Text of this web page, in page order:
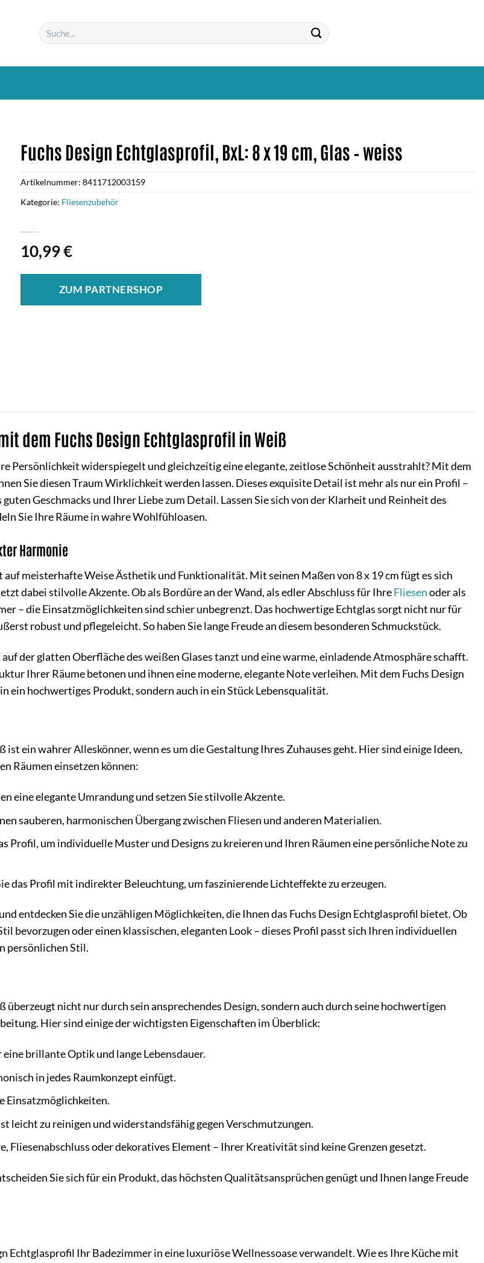
Suchen
nach:
Fuchs Design Echtglasprofil, BxL: 8 x 19 cm, Glas – weiss
10,99€
ZUM PARTNERSHOP
Artikelnummer: 8411712003159
Kategorie: Fliesenzubehör
dem Fuchs Design Echtglasprofil in Weiß
Persönlichkeit widerspiegelt und gleichzeitig eine elegante, zeitlose Schönheit ausstrahlt? Mit dem
Sie diesen Traum Wirklichkeit werden lassen. Dieses exquisite Detail ist mehr als nur ein Profil –
Geschmacks und Ihrer Liebe zum Detail. Lassen Sie sich von der Klarheit und Reinheit des
Sie Ihre Räume in wahre Wohlfühloasen.
Harmonie
auf meisterhafte Weise Ästhetik und Funktionalität. Mit seinen Maßen von 8 x 19 cm fügt es sich
dabei stilvolle Akzente. Ob als Bordüre an der Wand, als edler Abschluss für IhreFliesenoder als
– die Einsatzmöglichkeiten sind schier unbegrenzt. Das hochwertige Echtglas sorgt nicht nur für
robust und pflegeleicht. So haben Sie lange Freude an diesem besonderen Schmuckstück.
der glatten Oberfläche des weißen Glases tanzt und eine warme, einladende Atmosphäre schafft.
Ihrer Räume betonen und ihnen eine moderne, elegante Note verleihen. Mit dem Fuchs Design
ein hochwertiges Produkt, sondern auch in ein Stück Lebensqualität.
ist ein wahrer Alleskönner, wenn es um die Gestaltung Ihres Zuhauses geht. Hier sind einige Ideen,
Räumen einsetzen können:
eine elegante Umrandung und setzen Sie stilvolle Akzente.
sauberen, harmonischen Übergang zwischen Fliesen und anderen Materialien.
Profil, um individuelle Muster und Designs zu kreieren und Ihren Räumen eine persönliche Note zu
das Profil mit indirekter Beleuchtung, um faszinierende Lichteffekte zu erzeugen.
entdecken Sie die unzähligen Möglichkeiten, die Ihnen das Fuchs Design Echtglasprofil bietet. Ob
bevorzugen oder einen klassischen, eleganten Look – dieses Profil passt sich Ihren individuellen
persönlichen Stil.
überzeugt nicht nur durch sein ansprechendes Design, sondern auch durch seine hochwertigen
Hier sind einige der wichtigsten Eigenschaften im Überblick:
brillante Optik und lange Lebensdauer.
in jedes Raumkonzept einfügt.
Einsatzmöglichkeiten.
leicht zu reinigen und widerstandsfähig gegen Verschmutzungen.
Fliesenabschluss oder dekoratives Element – Ihrer Kreativität sind keine Grenzen gesetzt.
Sie sich für ein Produkt, das höchsten Qualitätsansprüchen genügt und Ihnen lange Freude
Echtglasprofil Ihr Badezimmer in eine luxuriöse Wellnessoase verwandelt. Wie es Ihre Küche mit